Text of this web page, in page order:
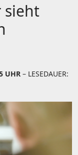
sieht
UHR – LESEDAUER: